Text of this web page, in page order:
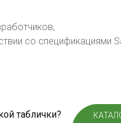
со спецификациями
таблички?